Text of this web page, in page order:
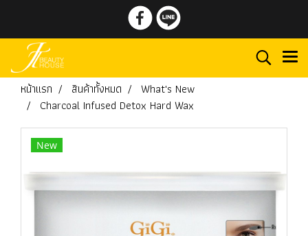
หน้าแรก สินค้าทั้งหมด
What's New
Charcoal Infused Detox Hard Wax
New